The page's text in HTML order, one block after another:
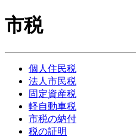
市税
個人住民税
法人市民税
固定資産税
軽自動車税
市税の納付
税の証明